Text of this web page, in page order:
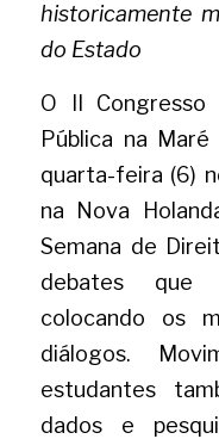
historicamente
do Estado
O II Congresso
Pública na
quarta-feira (6)
na Nova
Semana de
debates que
colocando os
diálogos.
estudantes
dados e